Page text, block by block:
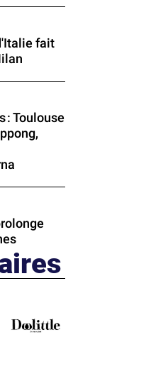
fait
: Toulouse